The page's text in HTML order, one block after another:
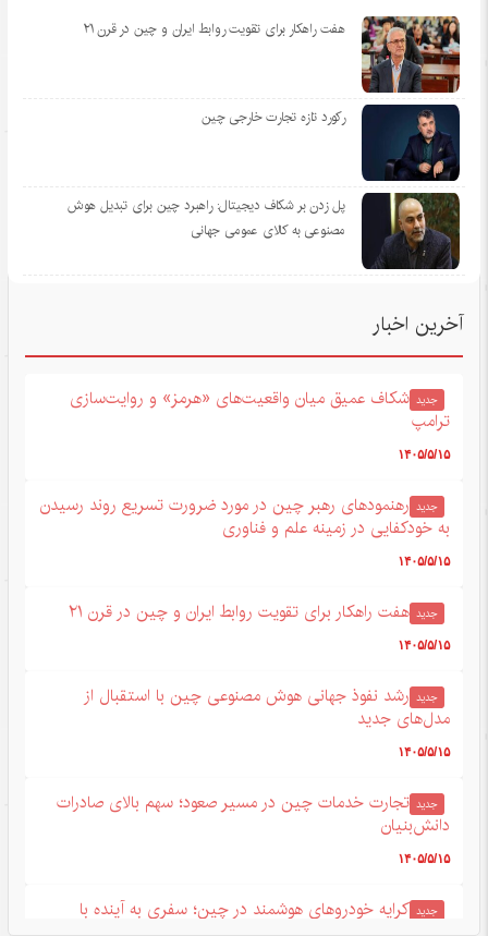
هفت راهکار برای تقویت روابط ایران و چین در قرن ۲۱
رکورد تازه تجارت خارجی چین
پل زدن بر شکاف دیجیتال: راهبرد چین برای تبدیل هوش
مصنوعی به کالای عمومی جهانی
آخرین اخبار
جدید شکاف عمیق میان واقعیت‌های «هرمز» و روایت‌سازی
ترامپ
۱۴۰۵/۵/۱۵
جدید رهنمودهای رهبر چین در مورد ضرورت تسریع روند رسیدن
به خودکفایی در زمینه علم و فناوری
۱۴۰۵/۵/۱۵
جدید هفت راهکار برای تقویت روابط ایران و چین در قرن ۲۱
۱۴۰۵/۵/۱۵
جدید رشد نفوذ جهانی هوش مصنوعی چین با استقبال از
مدل‌های جدید
۱۴۰۵/۵/۱۵
جدید تجارت خدمات چین در مسیر صعود؛ سهم بالای صادرات
دانش‌بنیان
۱۴۰۵/۵/۱۵
جدید کرایه خودروهای هوشمند در چین؛ سفری به آینده با